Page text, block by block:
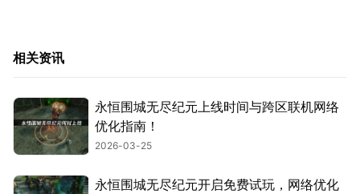
相关资讯
永恒围城无尽纪元上线时间与跨区联机网络
优化指南！
2026-03-25
永恒围城无尽纪元开启免费试玩，网络优化